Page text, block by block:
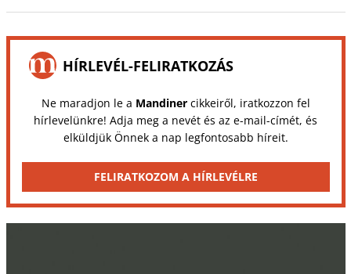
HÍRLEVÉL-FELIRATKOZÁS
Ne maradjon le a Mandinercikkeiről, iratkozzon fel
hírlevelünkre! Adja meg a nevét és az e-mail-címét, és
elküldjük Önnek a nap legfontosabb híreit.
FELIRATKOZOM A HÍRLEVÉLRE